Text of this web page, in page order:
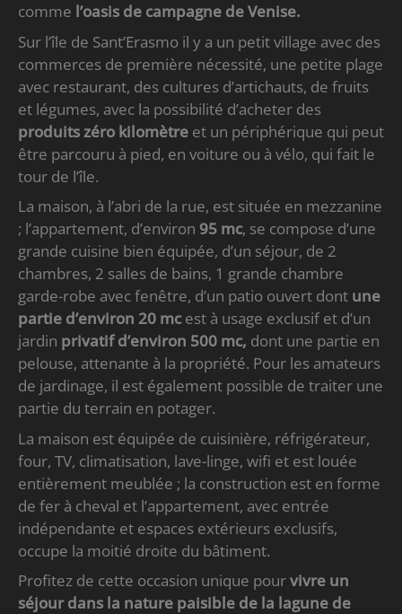
comme l’oasis de campagne de Venise.
Sur l’île de Sant’Erasmo il y a un petit village avec des
commerces de première nécessité, une petite plage
avec restaurant, des cultures d’artichauts, de fruits
et légumes, avec la possibilité d’acheter des
produits zéro kilomètre et un périphérique qui peut
être parcouru à pied, en voiture ou à vélo, qui fait le
tour de l’île.
La maison, à l’abri de la rue, est située en mezzanine
; l’appartement, d’environ 95 mc, se compose d’une
grande cuisine bien équipée, d’un séjour, de 2
chambres, 2 salles de bains, 1 grande chambre
garde-robe avec fenêtre, d’un patio ouvert dont une
partie d’environ 20 mcest à usage exclusif et d’un
jardin privatif d’environ 500 mc, dont une partie en
pelouse, attenante à la propriété. Pour les amateurs
de jardinage, il est également possible de traiter une
partie du terrain en potager.
La maison est équipée de cuisinière, réfrigérateur,
four, TV, climatisation, lave-linge, wifi et est louée
entièrement meublée ; la construction est en forme
de fer à cheval et l’appartement, avec entrée
indépendante et espaces extérieurs exclusifs,
occupe la moitié droite du bâtiment.
Profitez de cette occasion unique pourvivre un
séjour dans la nature paisible de la lagune de